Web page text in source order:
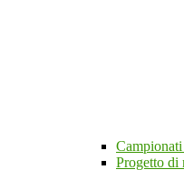
Progetto di